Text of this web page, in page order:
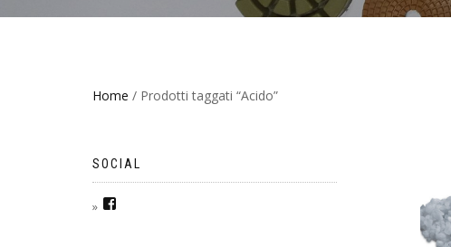
Home / Prodotti taggati “Acido”
SOCIAL